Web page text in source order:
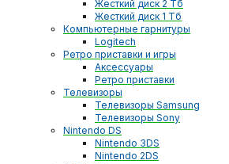
Жесткий диск 2 Тб
Жесткий диск 1 Тб
Компьютерные гарнитуры
Logitech
Ретро приставки и игры
Аксессуары
Ретро приставки
Телевизоры
Телевизоры Samsung
Телевизоры Sony
Nintendo DS
Nintendo 3DS
Nintendo 2DS